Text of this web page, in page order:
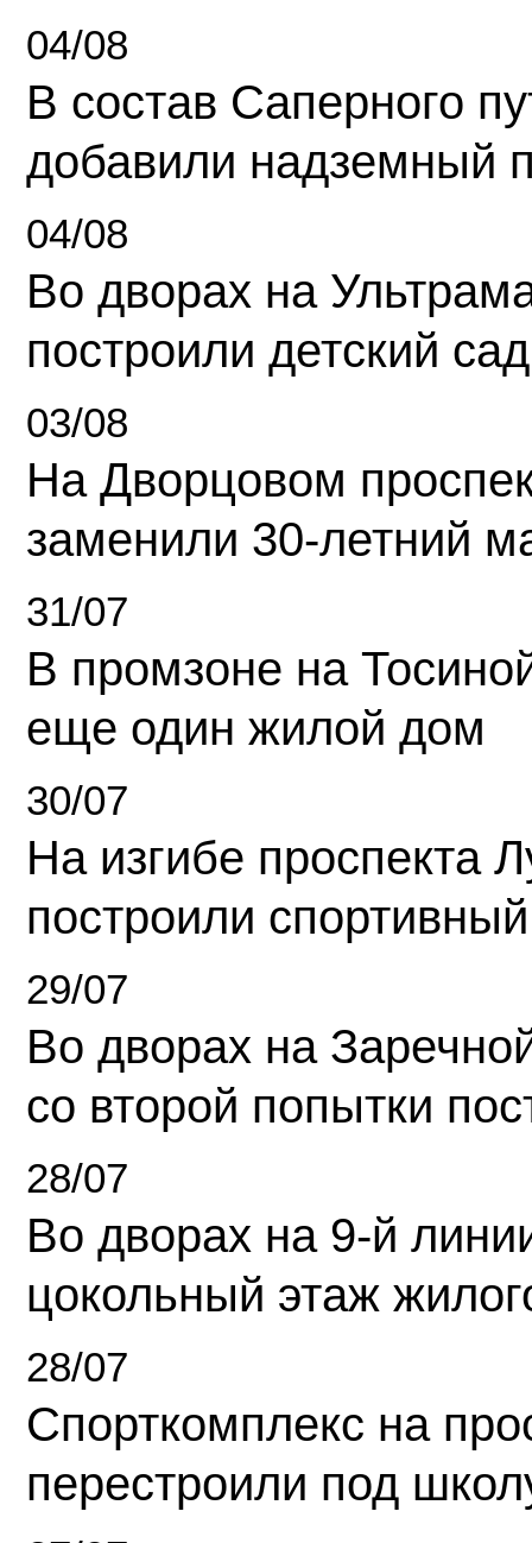
04/08
В состав Саперного
добавили надземный
04/08
Во дворах на
построили детский сад
03/08
На Дворцовом
заменили 30-летний
31/07
В промзоне на
еще один жилой дом
30/07
На изгибе проспекта
построили
29/07
Во дворах на
со второй попытки
28/07
Во дворах на 9-й
цокольный этаж
28/07
Спорткомплекс на
перестроили под